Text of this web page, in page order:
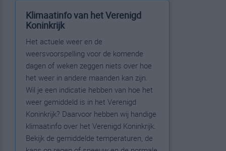
Klimaatinfo van het Verenigd
Koninkrijk
Het actuele weer en de
weersvoorspelling voor de komende
dagen of weken zeggen niets over hoe
het weer in andere maanden kan zijn.
Wil je een indicatie hebben van hoe het
weer gemiddeld is in het Verenigd
Koninkrijk? Daarvoor hebben wij handige
klimaatinfo over het Verenigd Koninkrijk.
Bekijk de gemiddelde temperaturen, de